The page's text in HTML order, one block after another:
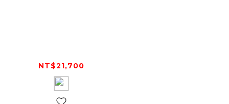
JACKET 兩件式皮衣
外套
NT$21,700